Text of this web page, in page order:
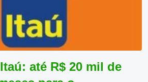
até R$ 20 mil de